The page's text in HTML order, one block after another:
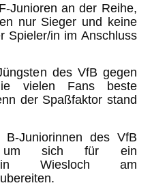
Junioren an der Reihe,
nur Sieger und keine
Spieler/in im Anschluss
des VfB gegen
vielen Fans beste
der Spaßfaktor stand
Juniorinnen des VfB
um sich für ein
in Wiesloch am